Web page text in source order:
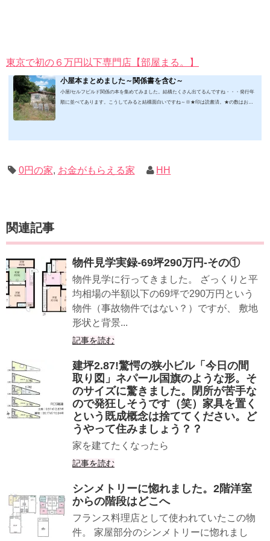
東京で初の６万円以下専門店【部屋まる。】
小屋本まとめました～関係書を含む～
小屋/セルフビルド関係の本を集めてみました。結構たくさん出てるんですね・・・発行年
順に並べてあります。こうしてみると結構面白いですね～※★印は読書済。★の数はおす
0円の家, お金がもらえる家 HH
関連記事
物件見学実録-69坪290万円-その①
物件見学に行ってきました。 ざっくりと平
均相場の半額以下の69坪で290万円という
物件（事故物件ではない？）ですが、 敷地
形状と背景...
記事を読む
建坪2.87!驚愕の狭小ビル「今日の間
取り図」ネパール国旗のような形。そ
のサイズに驚きました。閉所が苦手な
ので発狂しそうです（笑）家具を置く
という既成概念は捨ててください。ど
うやって住みましょう？？
家を建てたくなったら
記事を読む
シンメトリーに惚れました。2階洋室
からの階段はどこへ
フランス料理店として使われていたこの物
件。 家屋部分のシンメトリーに惚れまし